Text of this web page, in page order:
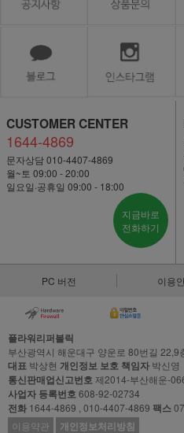
CUSTOMER CENTER
1644-4869
문자상담 010-4407-4869
월~토 09:00 - 20:00
일요일·공휴일 09:00 - 18:00
지금바로
전화하기
PC 버전 이용
플라워리퍼블릭
부산광역시 해운대구 양운로 80번길 22,9
대표 박상현 개인정보 보호 책임자 박신영
통신판매업신고번호제2014-부산해운-
사업자 등록번호608-92-02734
전화 1644-4869 , 010-4407-4869 팩스
이용약관
개인정보처리방침